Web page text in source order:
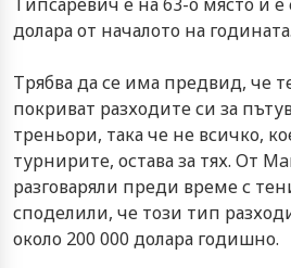
долара от началото на годината.
Трябва да се има предвид, че
покриват разходите си за
треньори, така че не всичко,
турнирите, остава за тях. От
разговаряли преди време с
споделили, че този тип
около 200 000 долара годишно.